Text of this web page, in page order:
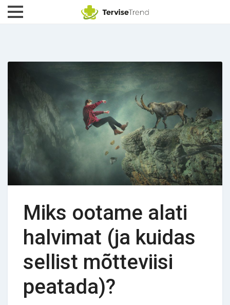
Miks ootame alati
halvimat (ja kuidas
sellist mõtteviisi
peatada)?